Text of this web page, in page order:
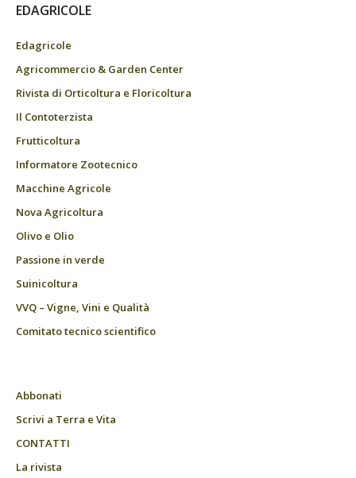
EDAGRICOLE
Edagricole
Agricommercio & Garden Center
Rivista di Orticoltura e Floricoltura
Il Contoterzista
Frutticoltura
Informatore Zootecnico
Macchine Agricole
Nova Agricoltura
Olivo e Olio
Passione in verde
Suinicoltura
VVQ – Vigne, Vini e Qualità
Comitato tecnico scientifico
Abbonati
Scrivi a Terra e Vita
CONTATTI
La rivista